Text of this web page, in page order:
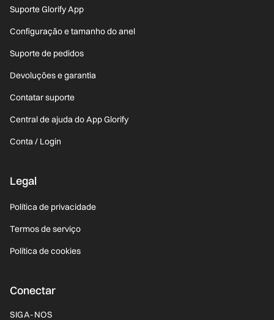
Suporte Glorify App
Configuração e tamanho do anel
Suporte de pedidos
Devoluções e garantia
Contatar suporte
Central de ajuda do App Glorify
Conta / Login
Legal
Política de privacidade
Termos de serviço
Política de cookies
Conectar
SIGA-NOS